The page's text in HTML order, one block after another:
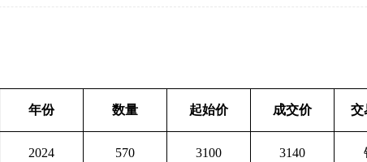
年份 数量 起始价 成交价 交
2024 570 3100 3140